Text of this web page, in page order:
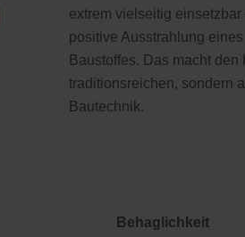
extrem vielseitig
positive Ausstrahlung
Baustoffes. Das macht
traditionsreichen, sondern
Bautechnik.
Behaglichkeit